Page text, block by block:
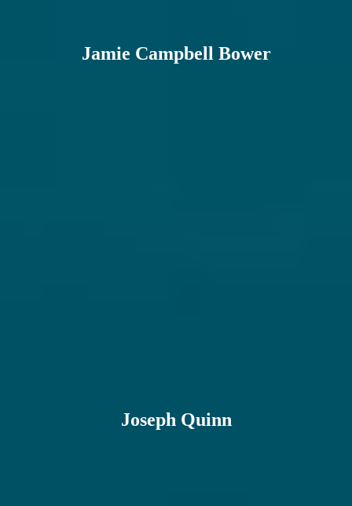
Jamie Campbell Bower
Joseph Quinn